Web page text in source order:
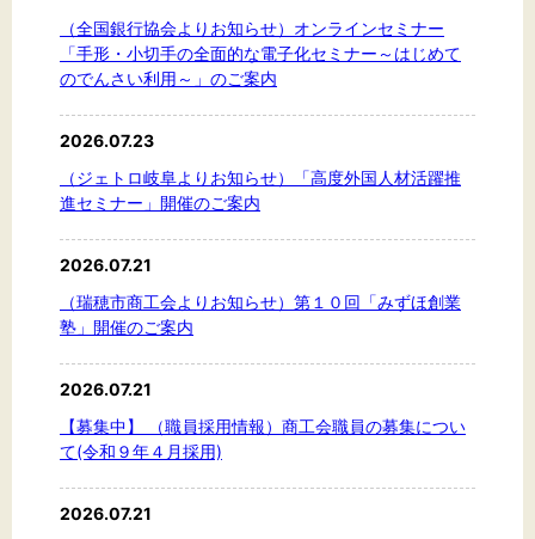
（全国銀行協会よりお知らせ）オンラインセミナー
「手形・小切手の全面的な電子化セミナー～はじめて
のでんさい利用～」のご案内
2026.07.23
（ジェトロ岐阜よりお知らせ）「高度外国人材活躍推
進セミナー」開催のご案内
2026.07.21
（瑞穂市商工会よりお知らせ）第１０回「みずほ創業
塾」開催のご案内
2026.07.21
【募集中】 （職員採用情報）商工会職員の募集につい
て(令和９年４月採用)
2026.07.21